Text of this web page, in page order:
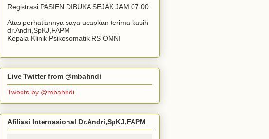
Registrasi PASIEN DIBUKA SEJAK JAM 07.00
Atas perhatiannya saya ucapkan terima kasih
dr.Andri,SpKJ,FAPM
Kepala Klinik Psikosomatik RS OMNI
Live Twitter from @mbahndi
Tweets by @mbahndi
Afiliasi Internasional Dr.Andri,SpKJ,FAPM